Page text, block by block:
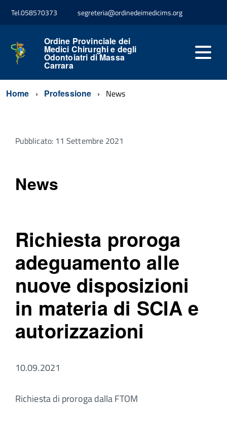
Tel.058570373 segreteria@ordinedeimedicims.org
Ordine Provinciale dei
Medici Chirurghi e degli
Odontoiatri di Massa
Carrara
Home Professione News
Pubblicato: 11 Settembre 2021
News
Richiesta proroga
adeguamento alle
nuove disposizioni
in materia di SCIA e
autorizzazioni
10.09.2021
Richiesta di proroga dalla FTOM